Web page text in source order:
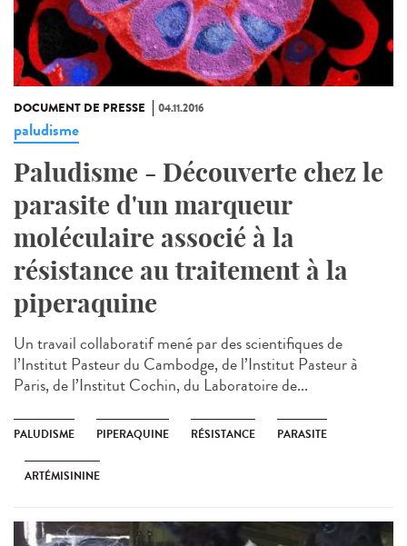
DOCUMENT DE PRESSE 04.11.2016
paludisme
Paludisme - Découverte chez le
parasite d'un marqueur
moléculaire associé à la
résistance au traitement à la
piperaquine
Un travail collaboratif mené par des scientifiques de
l’Institut Pasteur du Cambodge, de l’Institut Pasteur à
Paris, de l’Institut Cochin, du Laboratoire de...
PALUDISME PIPERAQUINE RÉSISTANCE PARASITE
ARTÉMISININE